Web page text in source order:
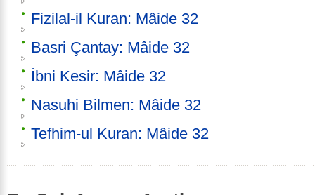
Fizilal-il Kuran: Mâide 32
Basri Çantay: Mâide 32
İbni Kesir: Mâide 32
Nasuhi Bilmen: Mâide 32
Tefhim-ul Kuran: Mâide 32